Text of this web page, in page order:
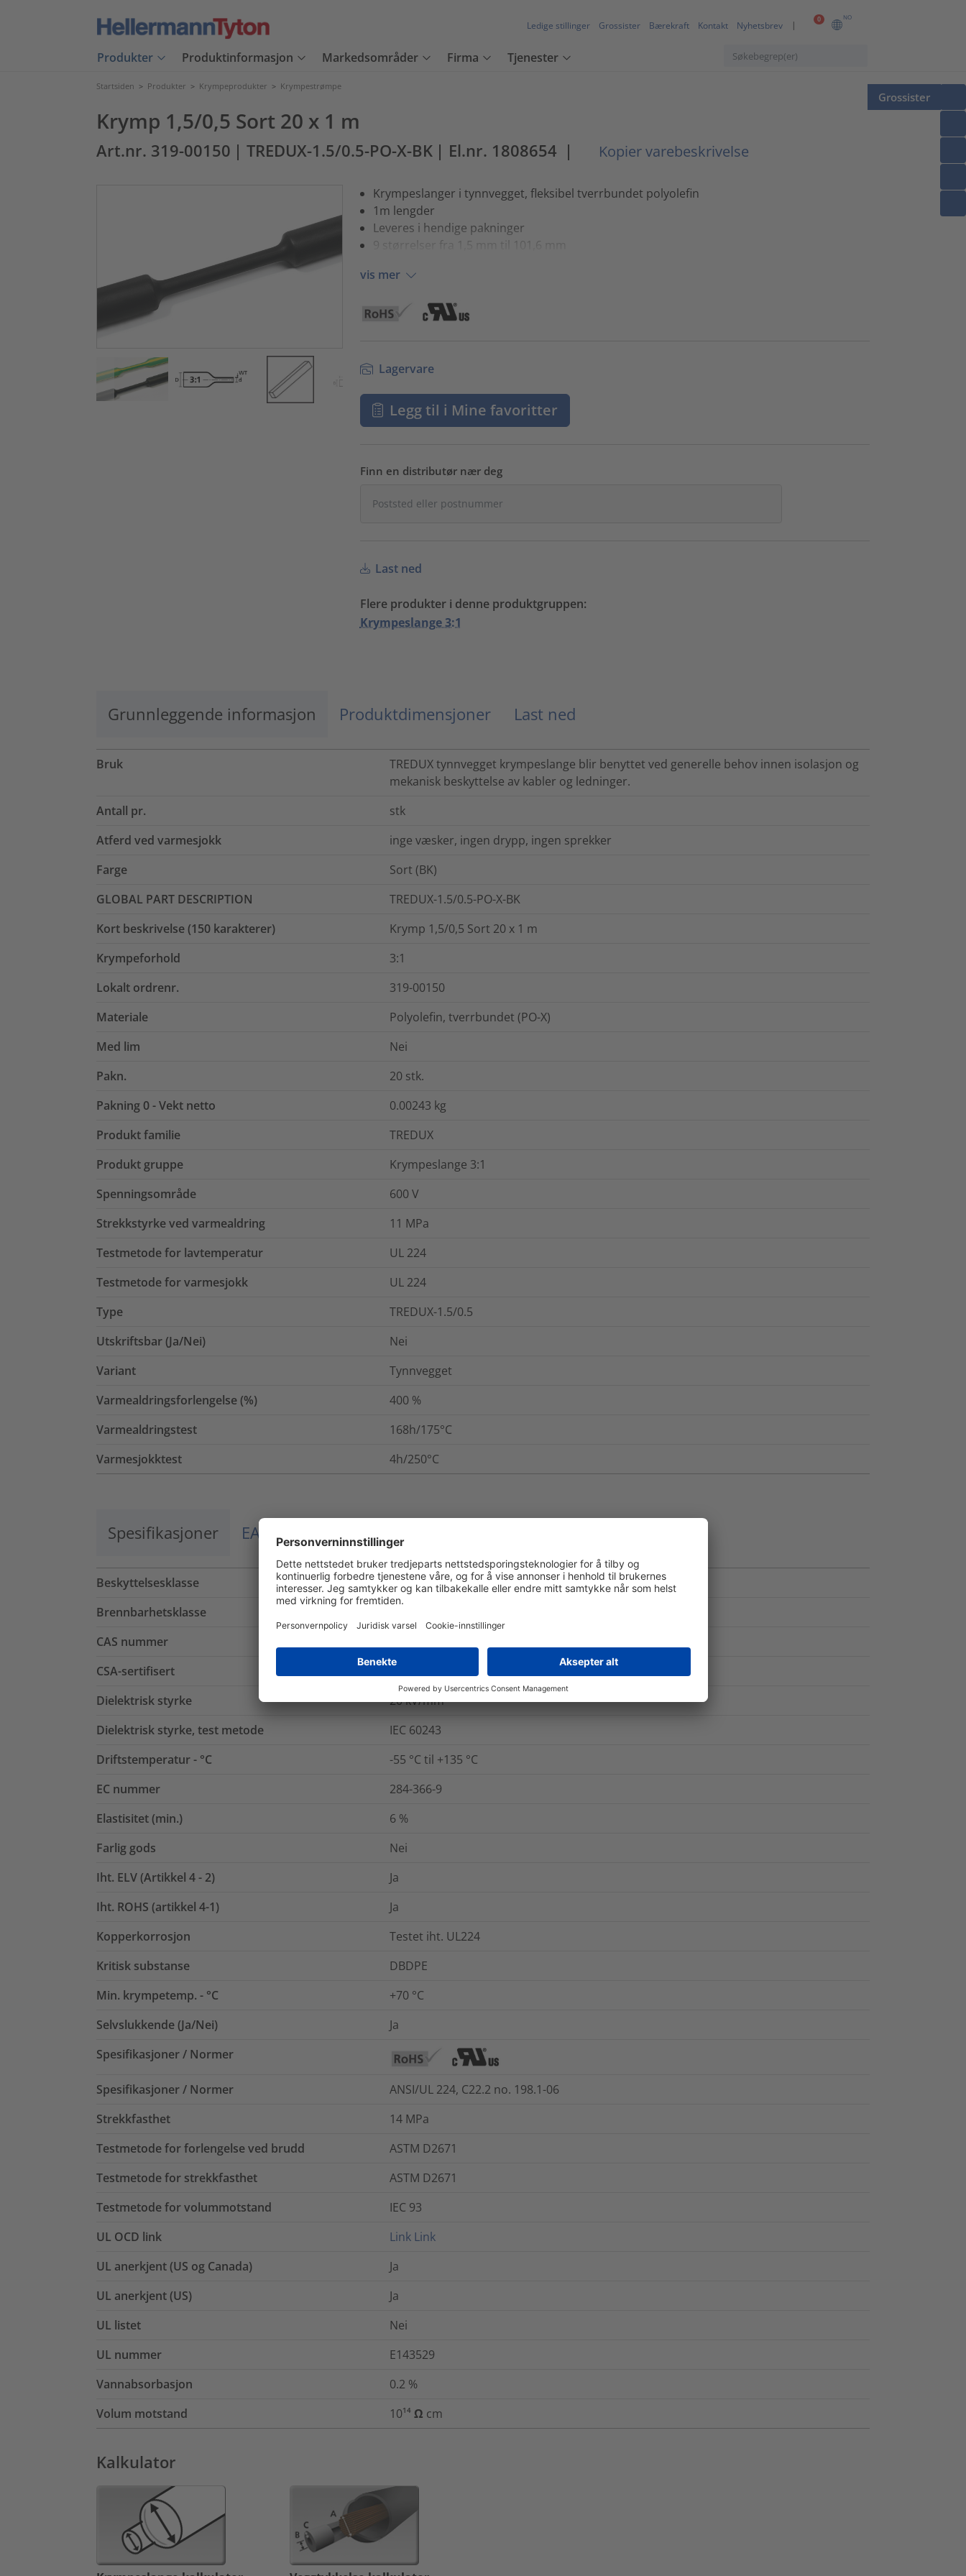
0 NO
Ledige stillinger Grossister Bærekraft Kontakt Nyhetsbrev
Produkter Produktinformasjon Markedsområder Firma Tjenester
Grossister
Startsiden > Produkter > Krympeprodukter > Krympestrømpe
Krymp 1,5/0,5 Sort 20 x 1 m
Art.nr. 319-00150 | TREDUX-1.5/0.5-PO-X-BK | El.nr. 1808654 | Kopier varebeskrivelse
Krympeslanger i tynnvegget, fleksibel tverrbundet polyolefin
1m lengder
Leveres i hendige pakninger
9 størrelser fra 1,5 mm til 101,6 mm
vis mer
Lagervare
Legg til i Mine favoritter
Finn en distributør nær deg
Last ned
Flere produkter i denne produktgruppen:
Krympeslange 3:1
Grunnleggende informasjon Produktdimensjoner Last ned
Bruk
TREDUX tynnvegget krympeslange blir benyttet ved generelle behov innen isolasjon og
mekanisk beskyttelse av kabler og ledninger.
Antall pr.
stk
Atferd ved varmesjokk
inge væsker, ingen drypp, ingen sprekker
Farge
Sort (BK)
GLOBAL PART DESCRIPTION
TREDUX-1.5/0.5-PO-X-BK
Kort beskrivelse (150 karakterer)
Krymp 1,5/0,5 Sort 20 x 1 m
Krympeforhold
3:1
Lokalt ordrenr.
319-00150
Materiale
Polyolefin, tverrbundet (PO-X)
Med lim
Nei
Pakn.
20 stk.
Pakning 0 - Vekt netto
0.00243 kg
Produkt familie
TREDUX
Produkt gruppe
Krympeslange 3:1
Spenningsområde
600 V
Strekkstyrke ved varmealdring
11 MPa
Testmetode for lavtemperatur
UL 224
Testmetode for varmesjokk
UL 224
Type
TREDUX-1.5/0.5
Utskriftsbar (Ja/Nei)
Nei
Variant
Tynnvegget
Varmealdringsforlengelse (%)
400 %
Varmealdringstest
168h/175°C
Varmesjokktest
4h/250°C
Spesifikasjoner EAN / El.nr. / Pakning
Beskyttelsesklasse
B (VDE 0530)
Brennbarhetsklasse
CAS nummer
CSA-sertifisert
Ja
Dielektrisk styrke
20kV/mm
Dielektrisk styrke, test metode
IEC 60243
Driftstemperatur - °C
-55 °C til +135 °C
EC nummer
284-366-9
Elastisitet (min.)
6 %
Farlig gods
Nei
Iht. ELV (Artikkel 4 - 2)
Ja
Iht. ROHS (artikkel 4-1)
Ja
Kopperkorrosjon
Testet iht. UL224
Kritisk substanse
DBDPE
Min. krympetemp. - °C
+70 °C
Selvslukkende (Ja/Nei)
Ja
Spesifikasjoner / Normer
Spesifikasjoner / Normer
ANSI/UL 224, C22.2 no. 198.1-06
Strekkfasthet
14 MPa
Testmetode for forlengelse ved brudd
ASTM D2671
Testmetode for strekkfasthet
ASTM D2671
Testmetode for volummotstand
IEC 93
UL OCD link
Link Link
UL anerkjent (US og Canada)
Ja
UL anerkjent (US)
Ja
UL listet
Nei
UL nummer
E143529
Vannabsorbasjon
0.2 %
Volum motstand
10¹⁴ Ω cm
Kalkulator